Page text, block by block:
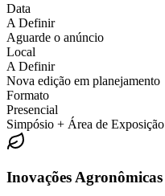
Data
A Definir
Aguarde o anúncio
Local
A Definir
Nova edição em planejamento
Formato
Presencial
Simpósio + Área de Exposição
Inovações Agronômicas